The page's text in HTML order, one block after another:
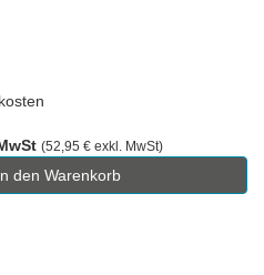
(52,95 € exkl. MwSt)
den Warenkorb